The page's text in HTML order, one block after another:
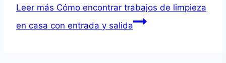
Leer más Cómo encontrar trabajos de limpieza
en casa con entrada y salida